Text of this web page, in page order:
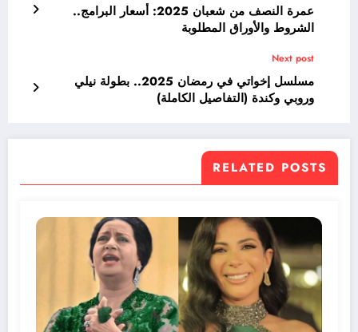
عمرة النصف من شعبان 2025: أسعار البرامج..
الشروط والأوراق المطلوبة
Next post
مسلسل إخواتي في رمضان 2025.. بطولة نيلي
وروبي وكندة (التفاصيل الكاملة)
RELATED POSTS